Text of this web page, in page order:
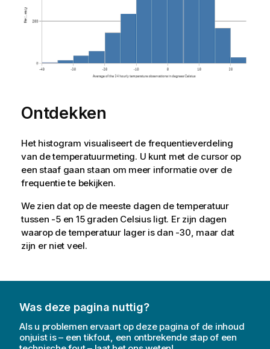
Ontdekken
Het histogram visualiseert de frequentieverdeling
van de temperatuurmeting. U kunt met de cursor op
een staaf gaan staan om meer informatie over de
frequentie te bekijken.
We zien dat op de meeste dagen de temperatuur
tussen -5 en 15 graden Celsius ligt. Er zijn dagen
waarop de temperatuur lager is dan -30, maar dat
zijn er niet veel.
Was deze pagina nuttig?
Als u problemen ervaart op deze pagina of de inhoud
onjuist is – een tikfout, een ontbrekende stap of een